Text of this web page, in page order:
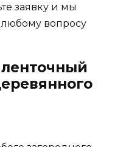
заявку и мы
любому вопросу